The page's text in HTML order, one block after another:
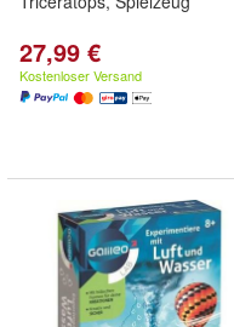
27,99 €
Kostenloser Versand